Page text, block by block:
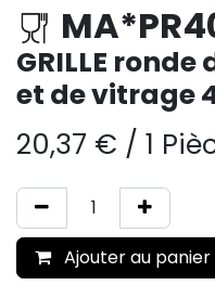
GRILLE
et de vitrage
20,37 € / 1
Ajouter au panier